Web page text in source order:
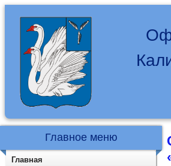
Главное меню
Главная